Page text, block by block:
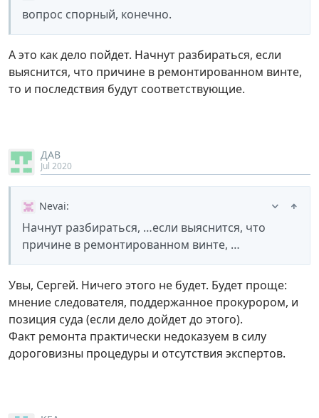
вопрос спорный, конечно.
А это как дело пойдет. Начнут разбираться, если
выяснится, что причине в ремонтированном винте,
то и последствия будут соответствующие.
ДАВ
Jul 2020
Nevai:
Начнут разбираться, …если выяснится, что
причине в ремонтированном винте, …
Увы, Сергей. Ничего этого не будет. Будет проще:
мнение следователя, поддержанное прокурором, и
позиция суда (если дело дойдет до этого).
Факт ремонта практически недоказуем в силу
дороговизны процедуры и отсутствия экспертов.